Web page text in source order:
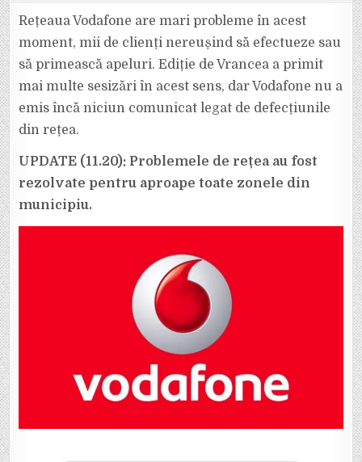
A
PICAT
REȚEAUA
VODAFONE
ÎN
FOCȘANI.
Rețeaua Vodafone are mari probleme în acest
moment, mii de clienți nereușind să efectueze sau
să primească apeluri. Ediție de Vrancea a primit
mai multe sesizări în acest sens, dar Vodafone nu a
emis încă niciun comunicat legat de defecțiunile
din rețea.
UPDATE (11.20): Problemele de rețea au fost
rezolvate pentru aproape toate zonele din
municipiu.